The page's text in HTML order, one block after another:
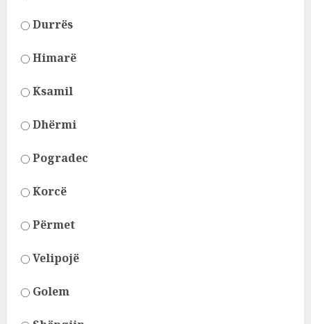
Durrës
Himarë
Ksamil
Dhërmi
Pogradec
Korcë
Përmet
Velipojë
Golem